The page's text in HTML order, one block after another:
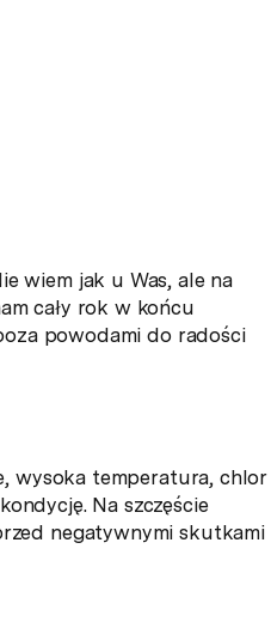
wiem jak u Was, ale na
cały rok w końcu
powodami do radości
wysoka temperatura, chlor
Na szczęście
negatywnymi skutkami